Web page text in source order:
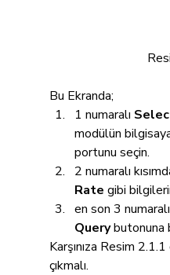
Bu Ekranda;
1 numaralı
modülün
portunu seçin.
2 numaralı
Rate gibi
en son 3 numaralı
Query butonuna
Karşınıza Resim
çıkmalı.